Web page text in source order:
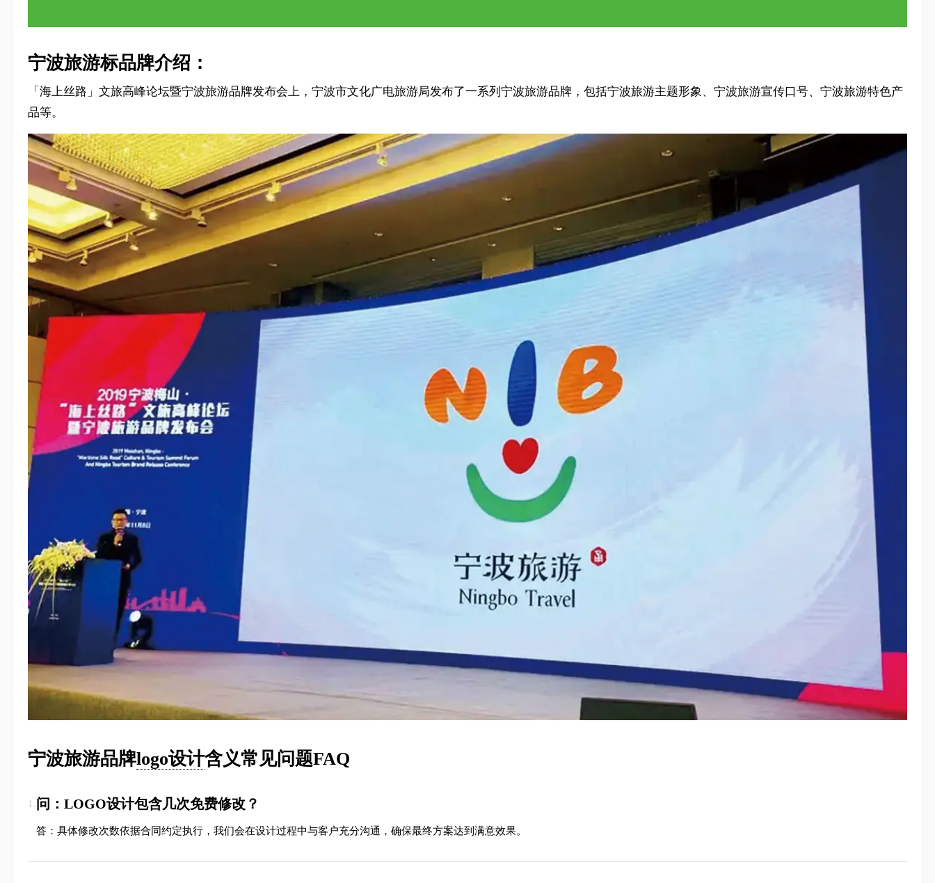
宁波旅游标品牌介绍：
「海上丝路」文旅高峰论坛暨宁波旅游品牌发布会上，宁波市文化广电旅游局发布了一系列宁波旅游品牌，包括宁波旅游主题形象、宁波旅游宣传口号、宁波旅游特色产
品等。
宁波旅游品牌logo设计含义常见问题FAQ
1.问：LOGO设计包含几次免费修改？
答：具体修改次数依据合同约定执行，我们会在设计过程中与客户充分沟通，确保最终方案达到满意效果。